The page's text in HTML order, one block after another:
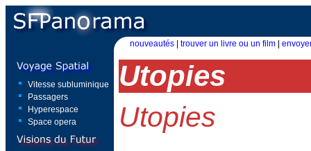
nouveautés trouver un livre ou un film
Vitesse subluminique
Passagers
Hyperespace
Space opera
Utopies
Utopies